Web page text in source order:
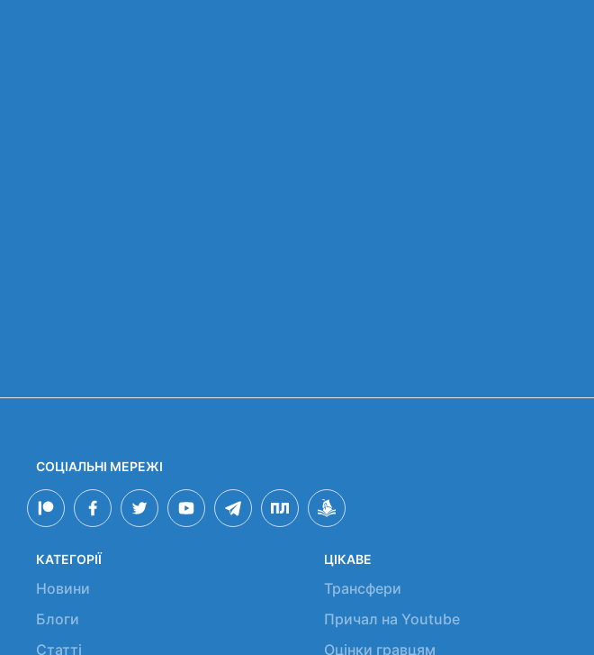
СОЦІАЛЬНІ МЕРЕЖІ
КАТЕГОРІЇ
Новини
Блоги
Статті
ЦІКАВЕ
Трансфери
Причал на Youtube
Оцінки гравцям